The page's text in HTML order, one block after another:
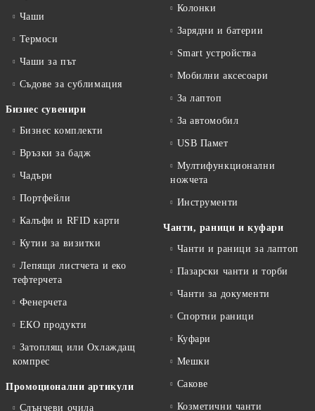
Чаши
Термоси
Чаши за път
Съдове за сублимация
Бизнес сувенири
Бизнес комплекти
Връзки за бадж
Чадъри
Портфейли
Калъфи и RFID карти
Кутии за визитки
Лепящи листчета и еко
тефтeрчета
Фенерчета
ЕКО продукти
Затоплящ или Охлаждащ
компрес
Промоционални артикули
Слънчеви очила
Колонки
Зарядни и батерии
Smart устройства
Мобилни аксесоари
За лаптоп
За автомобил
USB Памет
Мултифункционални
ножчета
Инструменти
Чанти, раници и куфари
Чанти и раници за лаптоп
Пазарски чанти и торби
Чанти за документи
Спортни раници
Куфари
Мешки
Сакове
Козметични чанти